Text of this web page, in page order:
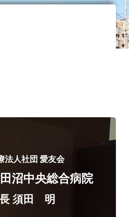
法人社団 愛友会
沼中央総合病院
須田 明